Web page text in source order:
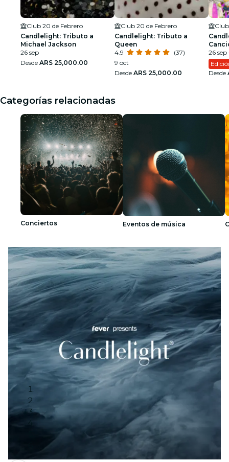
Club 20 de Febrero
Candlelight: Tributo a
Michael Jackson
26 sep
Desde ARS 25,000.00
Club 20 de Febrero
Candlelight: Tributo a
Queen
4.9
(37)
9 oct
Desde ARS 25,000.00
26
Desde
Categorías relacionadas
Conciertos Eventos de música